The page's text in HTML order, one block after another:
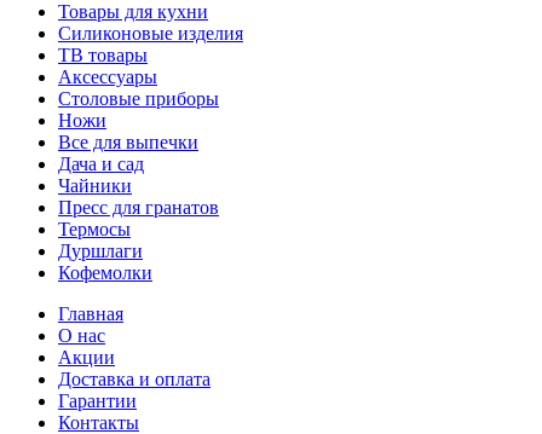
Товары для кухни
Силиконовые изделия
ТВ товары
Аксессуары
Столовые приборы
Ножи
Все для выпечки
Дача и сад
Чайники
Пресс для гранатов
Термосы
Дуршлаги
Кофемолки
Главная
О нас
Акции
Доставка и оплата
Гарантии
Контакты